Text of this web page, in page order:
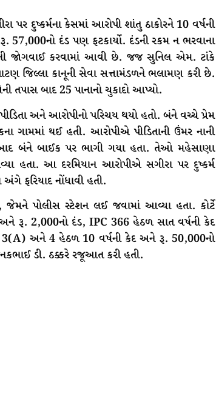
પર દુષ્કર્મના કેસમાં આરોપી શાંતુ ઠાકોરને 10 વર્ષની
57,000નો દંડ પણ ફટકાર્યો. દંડની રકમ ન ભરવાના
જોગવાઈ કરવામાં આવી છે. જજ સુનિલ એમ. ટાંકે
જિલ્લા કાનૂની સેવા સત્તામંડળને ભલામણ કરી છે.
તપાસ બાદ 25 પાનાનો ચુકાદો આપ્યો.
અને આરોપીનો પરિચય થયો હતો. બંને વચ્ચે પ્રેમ
ગામમાં થઈ હતી. આરોપીએ પીડિતાની ઉંમર નાની
બંને બાઈક પર ભાગી ગયા હતા. તેઓ મહેસાણા
હતા. આ દરમિયાન આરોપીએ સગીરા પર દુષ્કર્મ
ફરિયાદ નોંધાવી હતી.
પોલીસ સ્ટેશન લઈ જવામાં આવ્યા હતા. કોર્ટે
રૂ. 2,000નો દંડ, IPC 366 હેઠળ સાત વર્ષની કેદ
અને 4 હેઠળ 10 વર્ષની કેદ અને રૂ. 50,000નો
ડી. ઠક્કરે રજૂઆત કરી હતી.